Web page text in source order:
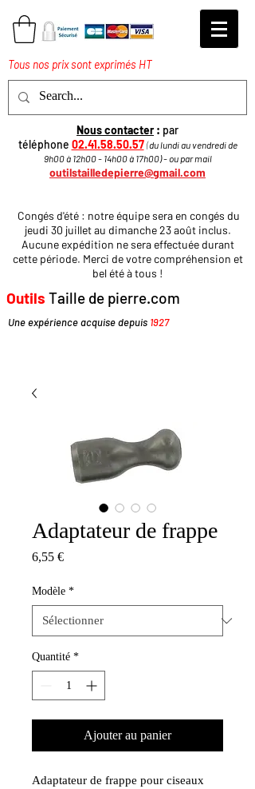
Tous nos prix sont exprimés HT
Nous contacter: par
téléphone 02.41.58.50.57 (du lundi au vendredi de
9h00 à 12h00 - 14h00 à 17h00)​ - ou par mail
outilstailledepierre@gmail.com
Congés d'été : notre équipe sera en congés du
jeudi 30 juillet au dimanche 23 août inclus.
Aucune expédition ne sera effectuée durant
cette période. Merci de votre compréhension et
bel été à tous !
Outils Taille de pierre.com
Une expérience acquise depuis 1927
Adaptateur de frappe
6,55 €Prix
Modèle *
Quantité *
Ajouter au panier
Adaptateur de frappe pour ciseaux